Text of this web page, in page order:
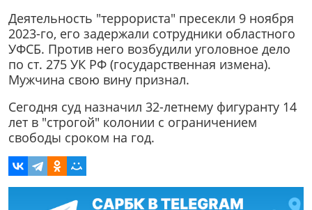
Деятельность "террориста" пресекли 9 ноября
2023-го, его задержали сотрудники областного
УФСБ. Против него возбудили уголовное дело
по ст. 275 УК РФ (государственная измена).
Мужчина свою вину признал.
Сегодня суд назначил 32-летнему фигуранту 14
лет в "строгой" колонии с ограничением
свободы сроком на год.